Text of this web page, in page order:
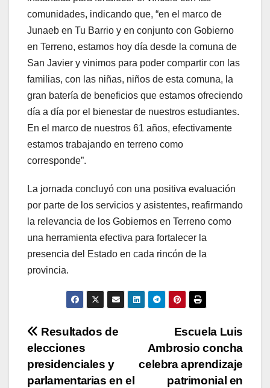
comunidades, indicando que, “en el marco de
Junaeb en Tu Barrio y en conjunto con Gobierno
en Terreno, estamos hoy día desde la comuna de
San Javier y vinimos para poder compartir con las
familias, con las niñas, niños de esta comuna, la
gran batería de beneficios que estamos ofreciendo
día a día por el bienestar de nuestros estudiantes.
En el marco de nuestros 61 años, efectivamente
estamos trabajando en terreno como
corresponde”.
La jornada concluyó con una positiva evaluación
por parte de los servicios y asistentes, reafirmando
la relevancia de los Gobiernos en Terreno como
una herramienta efectiva para fortalecer la
presencia del Estado en cada rincón de la
provincia.
Navegación
de
Escuela Luis
Ambrosio concha
celebra aprendizaje
patrimonial en
Resultados de
elecciones
presidenciales y
parlamentarias en el